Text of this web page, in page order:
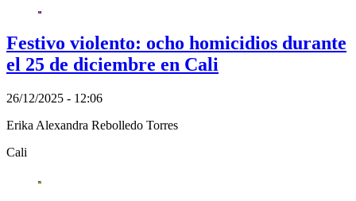
Festivo violento: ocho homicidios durante
el 25 de diciembre en Cali
26/12/2025 - 12:06
Erika Alexandra Rebolledo Torres
Cali